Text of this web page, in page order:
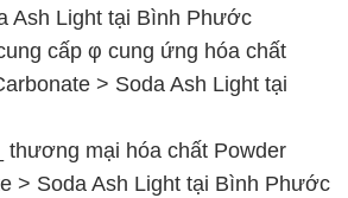
Ash Light tại Bình Phước
cấp φ cung ứng hóa chất
> Soda Ash Light tại
thương mại hóa chất Powder
> Soda Ash Light tại Bình Phước